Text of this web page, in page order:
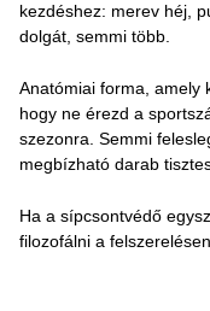
kezdéshez: merev héj,
dolgát, semmi több.
Anatómiai forma, amely
hogy ne érezd a
szezonra. Semmi
megbízható darab
Ha a sípcsontvédő
filozofálni a